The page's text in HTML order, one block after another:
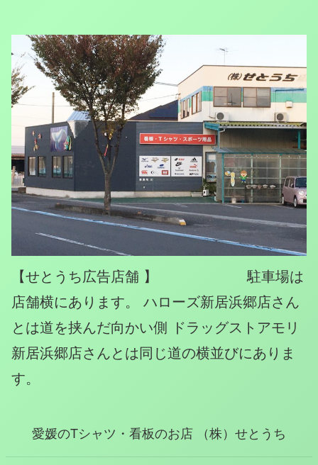
【せとうち広告店舗 】 駐車場は
店舗横にあります。 ハローズ新居浜郷店さん
とは道を挟んだ向かい側 ドラッグストアモリ
新居浜郷店さんとは同じ道の横並びにありま
す。
愛媛のTシャツ・看板のお店 （株）せとうち